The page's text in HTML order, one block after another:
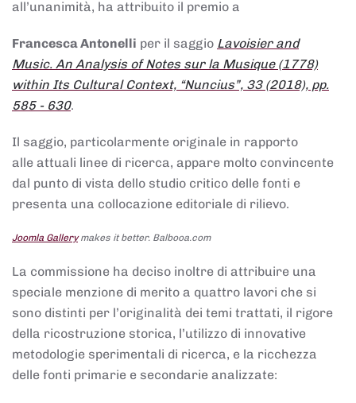
all’unanimità, ha attribuito il premio a
Francesca Antonelli per il saggio Lavoisier and
Music. An Analysis of Notes sur la Musique (1778)
within Its Cultural Context, “Nuncius”, 33 (2018), pp.
585 - 630.
Il saggio, particolarmente originale in rapporto
alle attuali linee di ricerca, appare molto convincente
dal punto di vista dello studio critico delle fonti e
presenta una collocazione editoriale di rilievo.
Joomla Gallerymakes it better. Balbooa.com
La commissione ha deciso inoltre di attribuire una
speciale menzione di merito a quattro lavori che si
sono distinti per l’originalità dei temi trattati, il rigore
della ricostruzione storica, l’utilizzo di innovative
metodologie sperimentali di ricerca, e la ricchezza
delle fonti primarie e secondarie analizzate: